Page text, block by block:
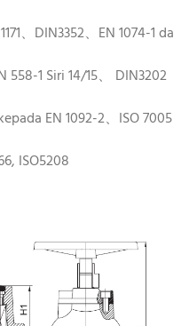
、DIN3352、EN 1074-1 da
1 Siri 14/15、 DIN3202
EN 1092-2、ISO 7005
ISO5208